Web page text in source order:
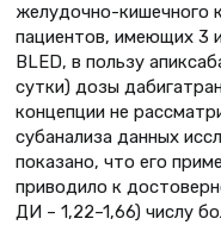
желудочно-кишечного
пациентов, имеющих 3
BLED, в пользу
сутки) дозы
концепции не
субанализа данных
показано, что его
приводило к
ДИ – 1,22–1,66) числу